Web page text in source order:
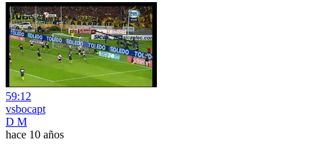
59:12
vsbocapt
D M
hace 10 años